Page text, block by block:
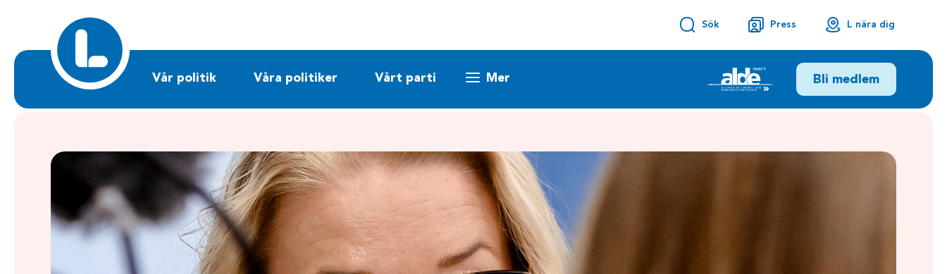
Sök Press L nära dig
Vår politik Våra politiker Vårt parti Mer Bli medlem